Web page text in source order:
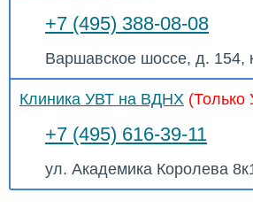
+7 (495) 388-08-08
Варшавское шоссе, д. 154,
Клиника УВТ на ВДНХ (Только
+7 (495) 616-39-11
ул. Академика Королева